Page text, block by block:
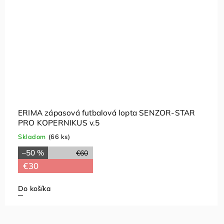
ERIMA zápasová futbalová lopta SENZOR-STAR
PRO KOPERNIKUS v.5
Skladom (66 ks)
€60
–50 %
€30
Do košíka